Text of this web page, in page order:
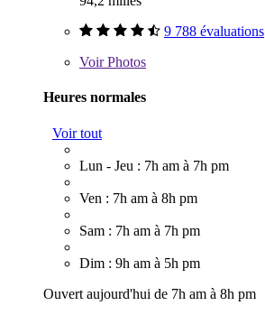
9 788 évaluations
VoirPhotos
Heures normales
Voir tout
Lun - Jeu : 7h am à 7h pm
Ven : 7h am à 8h pm
Sam : 7h am à 7h pm
Dim : 9h am à 5h pm
Ouvert aujourd'hui de 7h am à 8h pm